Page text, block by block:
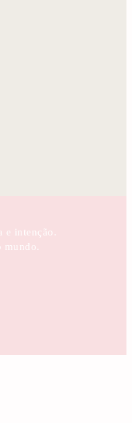
e intenção.
mundo.